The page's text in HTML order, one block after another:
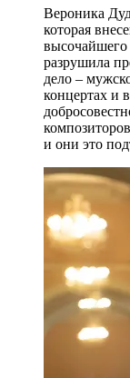
Вероника
которая
разрушила
дело –
концертах и
и они это